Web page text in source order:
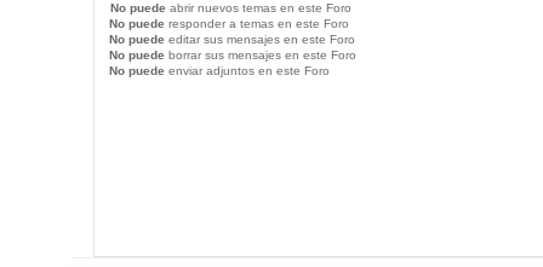
No puede abrir nuevos temas en este Foro
No puede responder a temas en este Foro
No puede editar sus mensajes en este Foro
No puede borrar sus mensajes en este Foro
No puede enviar adjuntos en este Foro